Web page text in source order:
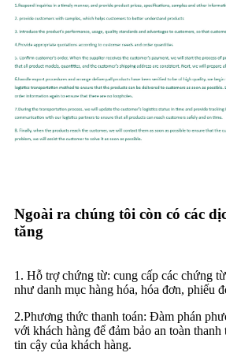
Ngoài ra chúng tôi còn có các
tăng
1. Hỗ trợ chứng từ: cung cấp các chứng
như danh mục hàng hóa, hóa đơn, phiếu
2.Phương thức thanh toán: Đàm phán
với khách hàng để đảm bảo an toàn
tin cậy của khách hàng.